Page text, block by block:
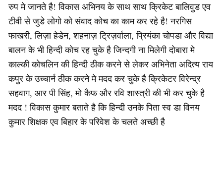
रुप मे जानते है! विकास अभिनय के साथ साथ क्रिकेट बालिवुड एव
टीवी से जुडे लोगो को संवाद कोच का काम कर रहे है! नरगिस
फाखरी, लिज़ा हेडेन, शहनाज़ ट्रिज़र्वाला, प्रियंका चोपडा और विद्या
बालन के भी हिन्दी कोच रह चुके है जिन्दगी ना मिलेगी दोबारा मे
काल्की कोचलिन की हिन्दी ठीक करने से लेकर अभिनेता अदित्य राय
कपुर के उच्चार्न ठीक करने मे मदद कर चुके है क्रिकेटर विरेन्द्र
सहवाग, आर पी सिंह, मो कैफ और रवि शास्त्री की भी कर चुके है
मदद ! विकास कुमार बताते है कि हिन्दी उनके पिता स्व डा विनय
कुमार शिक्षक एव बिहार के परिवेश के चलते अच्छी है